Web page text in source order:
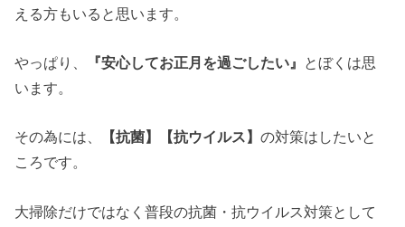
える方もいると思います。
やっぱり、 『安心してお正月を過ごしたい』 とぼくは思
います。
その為には、 【抗菌】【抗ウイルス】の対策はしたいと
ころです。
大掃除だけではなく普段の抗菌・抗ウイルス対策として